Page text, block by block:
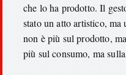
che lo ha prodotto. Il
stato un atto artistico,
non è più sul prodotto,
più sul consumo, ma